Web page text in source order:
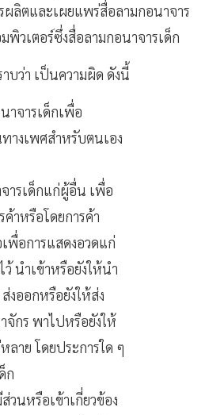
ผลิตและเผยแพร่สื่อลามกอนาจาร
พิวเตอร์ซึ่งสื่อลามกอนาจารเด็ก
บว่า เป็นความผิด ดังนี้
าจารเด็กเพื่อ
างเพศสำหรับตนเอง
ารเด็กแก่ผู้อื่น เพื่อ
าหรือโดยการค้า
พื่อการแสดงอวดแก่
นำเข้าหรือยังให้นำ
งออกหรือยังให้ส่ง
กร พาไปหรือยังให้
าย โดยประการใด ๆ
ก
วนหรือเข้าเกี่ยวข้อง